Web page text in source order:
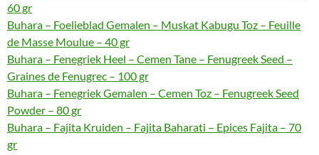
60 gr
Buhara – Foelieblad Gemalen – Muskat Kabugu Toz – Feuille
de Masse Moulue – 40 gr
Buhara – Fenegriek Heel – Cemen Tane – Fenugreek Seed –
Graines de Fenugrec – 100 gr
Buhara – Fenegriek Gemalen – Cemen Toz – Fenugreek Seed
Powder – 80 gr
Buhara – Fajita Kruiden – Fajita Baharati – Epices Fajita – 70
gr